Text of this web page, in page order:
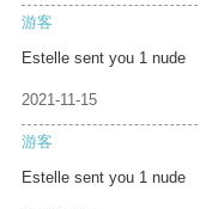
游客
Estelle sent you 1 nude
2021-11-15
游客
Estelle sent you 1 nude